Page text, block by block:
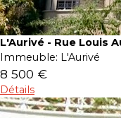
L'Aurivé - Rue Louis
Immeuble: L'Aurivé
8 500 €
Détails